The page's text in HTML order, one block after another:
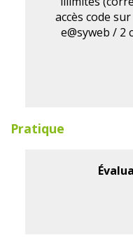
accès code
e@syweb / 2
Pratique